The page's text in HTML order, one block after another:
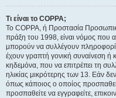
Τι είναι το COPPA;
Το COPPA, ή Προστασία
πράξη του 1998, είναι νόμος που
μπορούν να συλλέγουν
έχουν γραπτή γονική συναίνεση ή
κηδεμόνα, που να επιτρέπει τη
ηλικίας μικρότερης των 13. Εάν
όπως κάποιος ο οποίος
προσπαθείτε να εγγραφείτε,